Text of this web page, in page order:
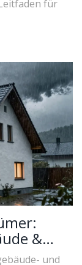
für
&
und